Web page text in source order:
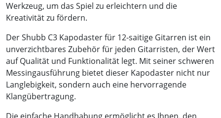
Werkzeug, um das Spiel zu erleichtern und die
Kreativität zu fördern.
Der Shubb C3 Kapodaster für 12-saitige Gitarren ist ein
unverzichtbares Zubehör für jeden Gitarristen, der Wert
auf Qualität und Funktionalität legt. Mit seiner schweren
Messingausführung bietet dieser Kapodaster nicht nur
Langlebigkeit, sondern auch eine hervorragende
Klangübertragung.